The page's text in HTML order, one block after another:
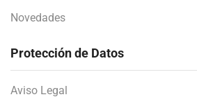
Novedades
Protección de Datos
Aviso Legal